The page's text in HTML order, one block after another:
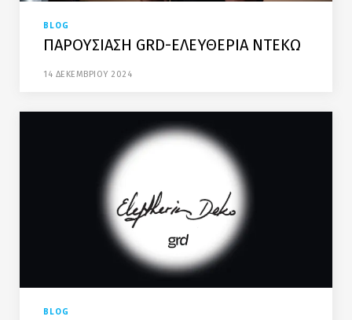
BLOG
ΠΑΡΟΥΣΙΑΣΗ GRD-ΕΛΕΥΘΕΡΙΑ ΝΤΕΚΩ
14 ΔΕΚΕΜΒΡΙΟΥ 2024
BLOG